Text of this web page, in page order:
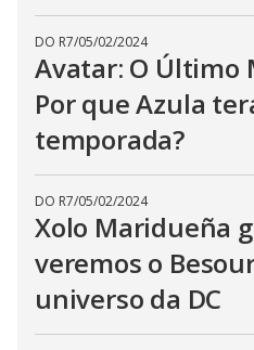
DO R7/05/02/2024
Avatar: O Último
Por que Azula
temporada?
DO R7/05/02/2024
Xolo Maridueña
veremos o
universo da DC